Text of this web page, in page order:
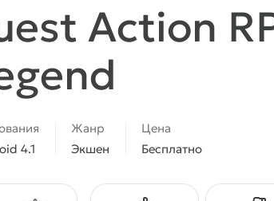
Action
4.1
Жанр
Экшен
Цена
Бесплатно